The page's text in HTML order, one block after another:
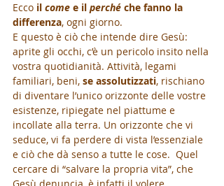
Ecco il come e il perché che fanno la
differenza, ogni giorno.
E questo è ciò che intende dire Gesù:
aprite gli occhi, c’è un pericolo insito nella
vostra quotidianità. Attività, legami
familiari, beni, se assolutizzati, rischiano
di diventare l’unico orizzonte delle vostre
esistenze, ripiegate nel piattume e
incollate alla terra. Un orizzonte che vi
seduce, vi fa perdere di vista l’essenziale
e ciò che dà senso a tutte le cose.  Quel
cercare di “salvare la propria vita”, che